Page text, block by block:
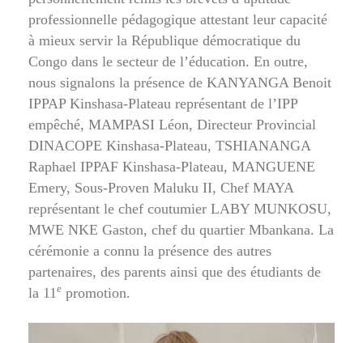
professionnelle pédagogique attestant leur capacité
à mieux servir la République démocratique du
Congo dans le secteur de l’éducation. En outre,
nous signalons la présence de KANYANGA Benoit
IPPAP Kinshasa-Plateau représentant de l’IPP
empêché, MAMPASI Léon, Directeur Provincial
DINACOPE Kinshasa-Plateau, TSHIANANGA
Raphael IPPAF Kinshasa-Plateau, MANGUENE
Emery, Sous-Proven Maluku II, Chef MAYA
représentant le chef coutumier LABY MUNKOSU,
MWE NKE Gaston, chef du quartier Mbankana. La
cérémonie a connu la présence des autres
partenaires, des parents ainsi que des étudiants de
la 11e promotion.